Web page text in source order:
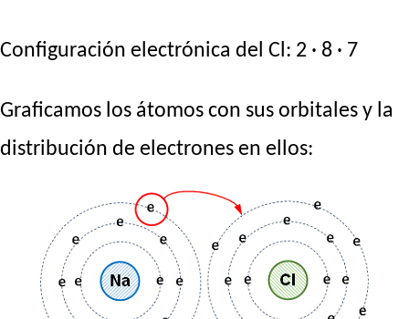
Configuración electrónica del Cl: 2 · 8 · 7
Graficamos los átomos con sus orbitales y la
distribución de electrones en ellos: